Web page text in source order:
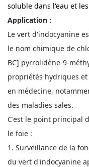
soluble dans l'eau et
Application :
Le vert d'indocyanine
le nom chimique de
BC] pyrrolidène-9-
propriétés hydriques
en médecine,
des maladies sales.
C'est le point principal
le foie :
1. Surveillance de la
du vert d'indocyanine